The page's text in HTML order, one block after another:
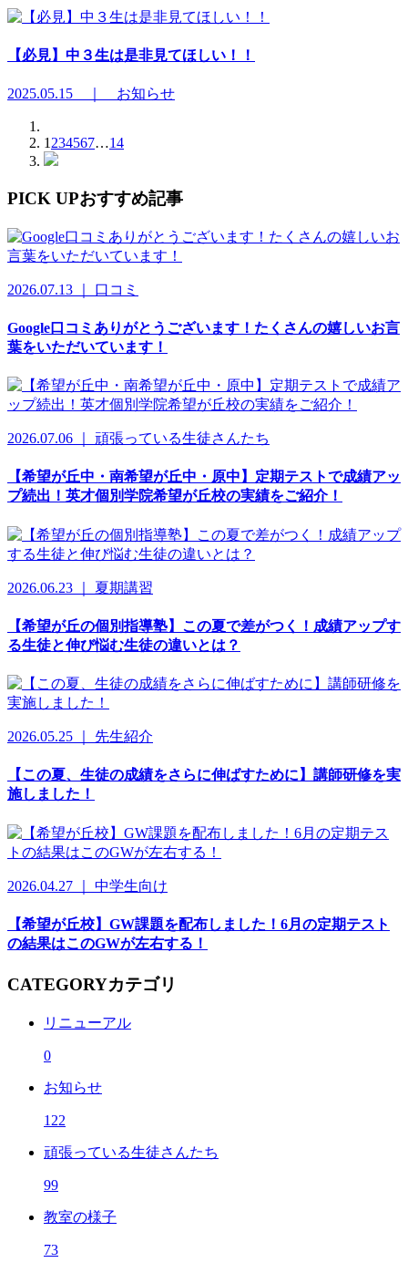
【必見】中３生は是非見てほしい！！
2025.05.15 ｜ お知らせ
1 234567…14
PICK UPおすすめ記事
2026.07.13 ｜ 口コミ
Google口コミありがとうございます！たくさんの嬉しいお言
葉をいただいています！
2026.07.06 ｜ 頑張っている生徒さんたち
【希望が丘中・南希望が丘中・原中】定期テストで成績アッ
プ続出！英才個別学院希望が丘校の実績をご紹介！
2026.06.23 ｜ 夏期講習
【希望が丘の個別指導塾】この夏で差がつく！成績アップす
る生徒と伸び悩む生徒の違いとは？
2026.05.25 ｜ 先生紹介
【この夏、生徒の成績をさらに伸ばすために】講師研修を実
施しました！
2026.04.27 ｜ 中学生向け
【希望が丘校】GW課題を配布しました！6月の定期テスト
の結果はこのGWが左右する！
CATEGORYカテゴリ
リニューアル
0
お知らせ
122
頑張っている生徒さんたち
99
教室の様子
73